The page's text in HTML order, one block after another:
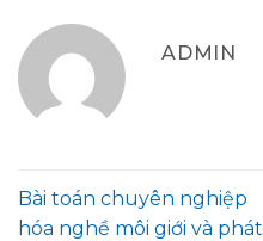
ADMIN
Bài toán chuyên nghiệp
hóa nghề môi giới và phát